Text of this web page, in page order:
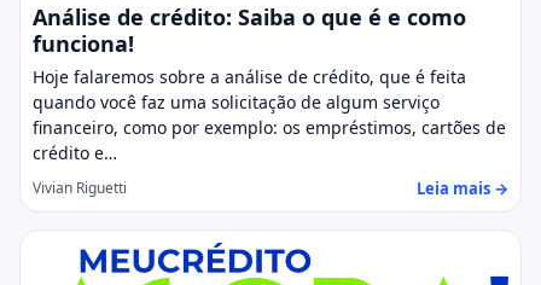
Análise de crédito: Saiba o que é e como
funciona!
Hoje falaremos sobre a análise de crédito, que é feita
quando você faz uma solicitação de algum serviço
financeiro, como por exemplo: os empréstimos, cartões de
crédito e…
Vivian Riguetti Leia mais →